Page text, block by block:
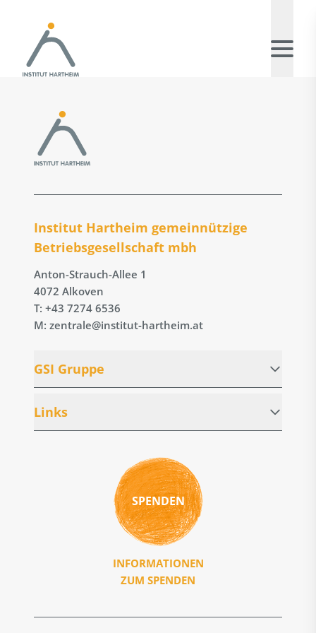
Institut Hartheim gemeinnützige
Betriebs­gesellschaft mbh
Anton-Strauch-Allee 1
4072 Alkoven
T: +43 7274 6536
M: zentrale@institut-hartheim.at
GSI Gruppe
Links
SPENDEN
INFORMATIONEN
ZUM SPENDEN